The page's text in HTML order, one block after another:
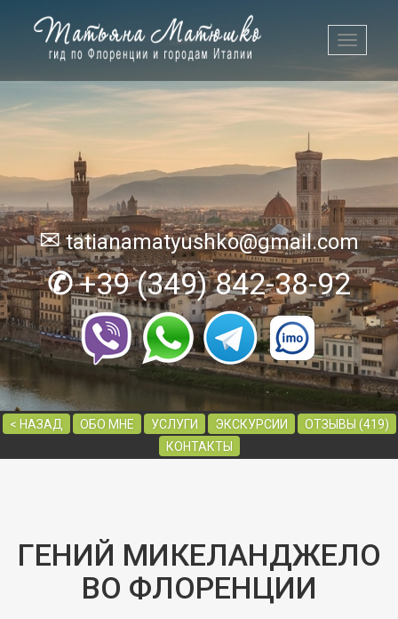
Toggle
✉ tatianamatyushko@gmail.com
✆+39 (349) 842-38-92
< НАЗАД ОБО МНЕ УСЛУГИ ЭКСКУРСИИ
ОТЗЫВЫ (419)
КОНТАКТЫ
ГЕНИЙ МИКЕЛАНДЖЕЛО
ВО ФЛОРЕНЦИИ